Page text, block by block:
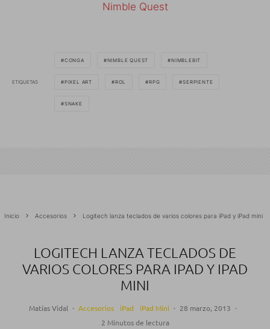
Nimble Quest
ETIQUETAS
CONGA NIMBLE QUEST NIMBLEBIT
PIXEL ART ROL RPG SERPIENTE
SNAKE
Inicio Accesorios Logitech lanza teclados de varios colores para iPad y iPad mini
LOGITECH LANZA TECLADOS DE
VARIOS COLORES PARA IPAD Y IPAD
MINI
Matías Vidal · Accesorios iPad iPad Mini · 28 marzo, 2013 ·
2 Minutos de lectura